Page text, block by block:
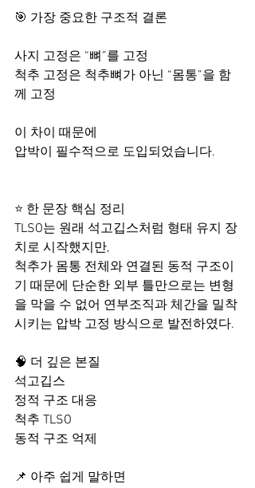
🎯 가장 중요한 구조적 결론
사지 고정은 “뼈”를 고정
척추 고정은 척추뼈가 아닌 “몸통”을 함
께 고정
이 차이 때문에
압박이 필수적으로 도입되었습니다.
⭐ 한 문장 핵심 정리
TLSO는 원래 석고깁스처럼 형태 유지 장
치로 시작했지만,
척추가 몸통 전체와 연결된 동적 구조이
기 때문에 단순한 외부 틀만으로는 변형
을 막을 수 없어 연부조직과 체간을 밀착
시키는 압박 고정 방식으로 발전하였다.
🧠 더 깊은 본질
석고깁스
정적 구조 대응
척추 TLSO
동적 구조 억제
📌 아주 쉽게 말하면